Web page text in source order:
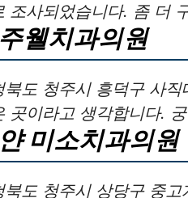
조사되었습니다. 좀 더
웰치과의원
북도 청주시 흥덕구 사
곳이라고 생각합니다.
미소치과의원
북도 청주시 상당구 중